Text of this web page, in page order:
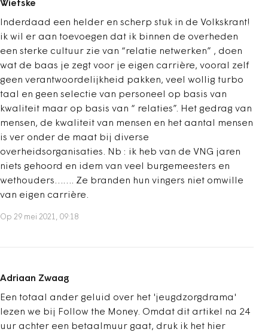
Wietske
Inderdaad een helder en scherp stuk in de Volkskrant!
ik wil er aan toevoegen dat ik binnen de overheden
een sterke cultuur zie van “relatie netwerken” , doen
wat de baas je zegt voor je eigen carrière, vooral zelf
geen verantwoordelijkheid pakken, veel wollig turbo
taal en geen selectie van personeel op basis van
kwaliteit maar op basis van “ relaties”. Het gedrag van
mensen, de kwaliteit van mensen en het aantal mensen
is ver onder de maat bij diverse
overheidsorganisaties. Nb : ik heb van de VNG jaren
niets gehoord en idem van veel burgemeesters en
wethouders……. Ze branden hun vingers niet omwille
van eigen carrière.
Op 29 mei 2021, 09:18
Adriaan Zwaag
Een totaal ander geluid over het 'jeugdzorgdrama'
lezen we bij Follow the Money. Omdat dit artikel na 24
uur achter een betaalmuur gaat, druk ik het hier